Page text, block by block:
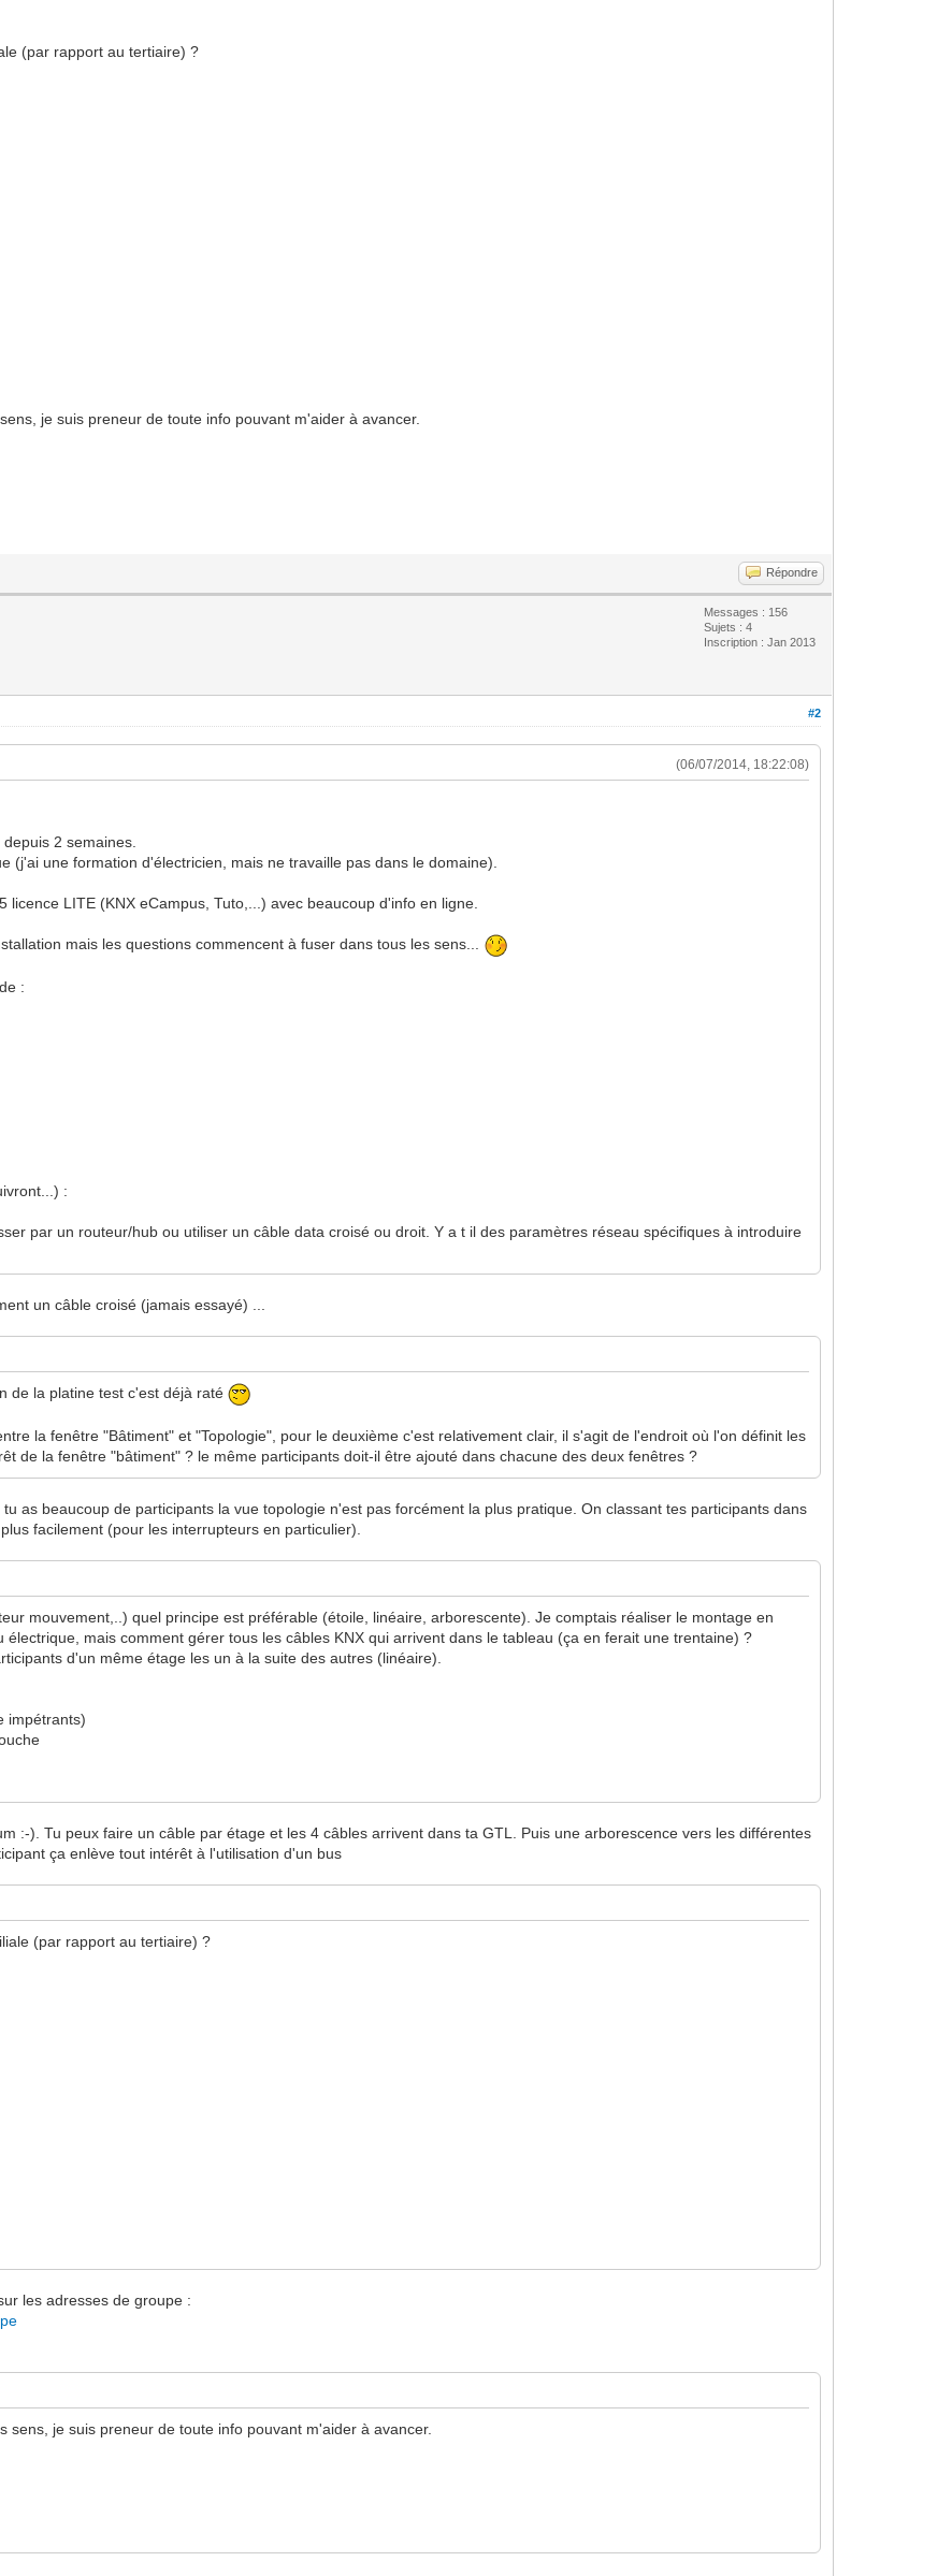
(par rapport au tertiaire) ?
je suis preneur de toute info pouvant m'aider à avancer.
Répondre
Messages : 156
Sujets : 4
Inscription : Jan 2013
#2
(06/07/2014, 18:22:08)
2 semaines.
(j'ai une formation d'électricien, mais ne travaille pas dans le domaine).
LITE (KNX eCampus, Tuto,...) avec beaucoup d'info en ligne.
mais les questions commencent à fuser dans tous les sens...
:
:
par un routeur/hub ou utiliser un câble data croisé ou droit. Y a t il des paramètres réseau spécifiques à introduire
un câble croisé (jamais essayé) ...
de la platine test c'est déjà raté
la fenêtre "Bâtiment" et "Topologie", pour le deuxième c'est relativement clair, il s'agit de l'endroit où l'on définit les
de la fenêtre "bâtiment" ? le même participants doit-il être ajouté dans chacune des deux fenêtres ?
as beaucoup de participants la vue topologie n'est pas forcément la plus pratique. On classant tes participants dans
facilement (pour les interrupteurs en particulier).
mouvement,..) quel principe est préférable (étoile, linéaire, arborescente). Je comptais réaliser le montage en
mais comment gérer tous les câbles KNX qui arrivent dans le tableau (ça en ferait une trentaine) ?
d'un même étage les un à la suite des autres (linéaire).
impétrants)
:-). Tu peux faire un câble par étage et les 4 câbles arrivent dans ta GTL. Puis une arborescence vers les différentes
ça enlève tout intérêt à l'utilisation d'un bus
(par rapport au tertiaire) ?
les adresses de groupe :
je suis preneur de toute info pouvant m'aider à avancer.